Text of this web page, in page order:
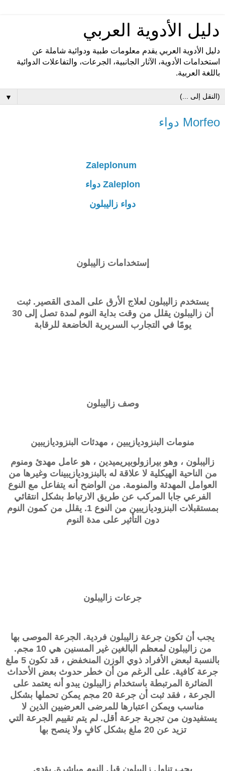
دليل الأدوية العربي
دليل الأدوية العربي يقدم معلومات طبية ودوائية شاملة عن
استخدامات الأدوية، الآثار الجانبية، الجرعات، والتفاعلات الدوائية
باللغة العربية.
▼
Morfeo دواء
Zaleplon دواء
دواء زاليبلون
إستخداماتزاليبلون
يستخدمزاليبلون لعلاج الأرق على المدى القصير. ثبت
أنزاليبلون
يقلل من وقت بداية النوم لمدة تصل إلى 30
يومًا في التجارب السريرية الخاضعة للرقابة
وصفزاليبلون
منومات البنزوديازيبين ، مهدئات البنزوديازيبين
زاليبلون ، وهو بيرازولوبيريميدين ، هو عامل مهدئ ومنوم
من الناحية الهيكلية لا علاقة له بالبنزوديازيبينات وغيرها من
العوامل المهدئة والمنومة. من الواضح أنه يتفاعل مع النوع
الفرعي جابا المركب عن طريق الارتباط بشكل انتقائي
بمستقبلات البنزوديازيبين من النوع 1. يقلل من كمون النوم
دون التأثير على مدة النوم
جرعات زاليبلون
يجب أن تكون جرعة زاليبلون فردية. الجرعة الموصى بها
منزاليبلون
لمعظم البالغين غير المسنين هي 10 مجم.
بالنسبة لبعض الأفراد ذوي الوزن المنخفض ، قد تكون 5 ملغ
جرعة كافية. على الرغم من أن خطر حدوث بعض الأحداث
الضائرة المرتبطة باستخدامزاليبلون يبدو أنه يعتمد على
الجرعة ، فقد ثبت أن جرعة 20 مجم يمكن تحملها بشكل
مناسب ويمكن اعتبارها للمرضى العرضيين الذين لا
يستفيدون من تجربة جرعة أقل. لم يتم تقييم الجرعة التي
تزيد عن 20 ملغ بشكل كافٍ ولا ينصح بها
يجب تناولزاليبلون قبل النوم مباشرة. يؤدي